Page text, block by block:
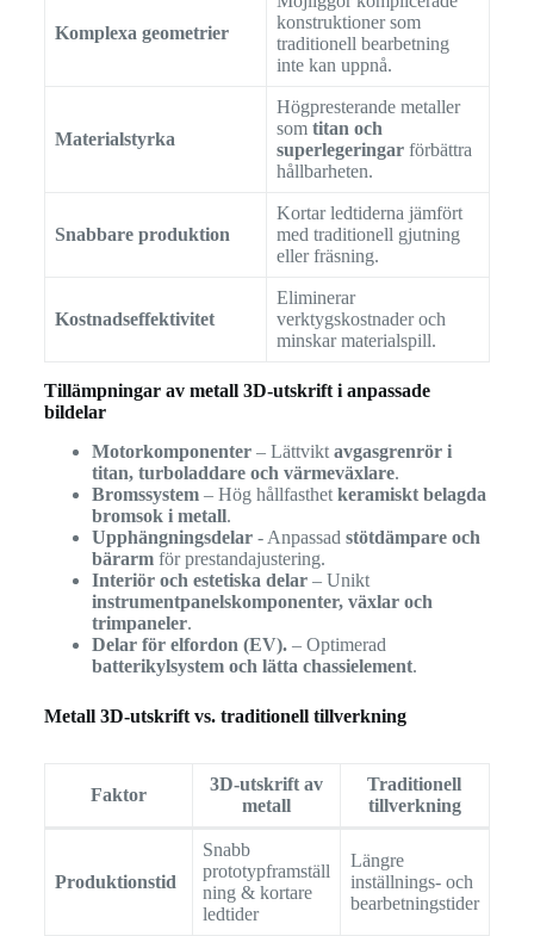
Komplexa geometrier
konstruktioner som
traditionell bearbetning
inte kan uppnå.
Materialstyrka
Högpresterande metaller
som titan och
superlegeringarförbättra
hållbarheten.
Snabbare produktion
Kortar ledtiderna jämfört
med traditionell gjutning
eller fräsning.
Kostnadseffektivitet
Eliminerar
verktygskostnader och
minskar materialspill.
Tillämpningar av metall 3D-utskrift i anpassade
bildelar
Motorkomponenter– Lättvikt avgasgrenrör i
titan, turboladdare och värmeväxlare.
Bromssystem– Hög hållfasthet keramiskt belagda
bromsok i metall.
Upphängningsdelar- Anpassad stötdämpare och
bärarmför prestandajustering.
Interiör och estetiska delar– Unikt
instrumentpanelskomponenter, växlar och
trimpaneler.
Delar för elfordon (EV).– Optimerad
batterikylsystem och lätta chassielement.
Metall 3D-utskrift vs. traditionell tillverkning
Faktor
3D-utskrift av
metall
Traditionell
tillverkning
Produktionstid
Snabb
prototypframställ
ning & kortare
ledtider
Längre
inställnings- och
bearbetningstider